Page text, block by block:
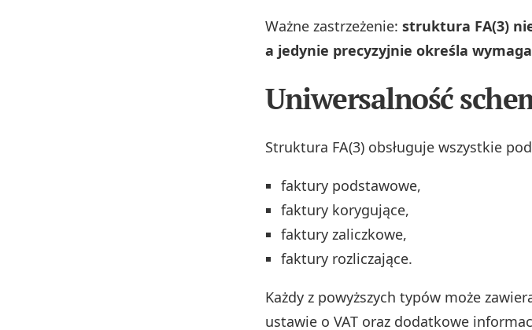
Ważne zastrzeżenie: struktura FA(3)
a jedynie precyzyjnie określa
Uniwersalność
Struktura FA(3) obsługuje wszystkie
faktury podstawowe,
faktury korygujące,
faktury zaliczkowe,
faktury rozliczające.
Każdy z powyższych typów może
ustawie o VAT oraz dodatkowe